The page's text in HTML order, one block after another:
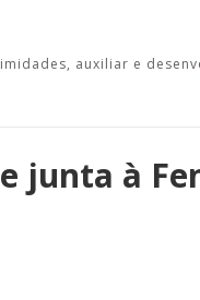
auxiliar e
junta à